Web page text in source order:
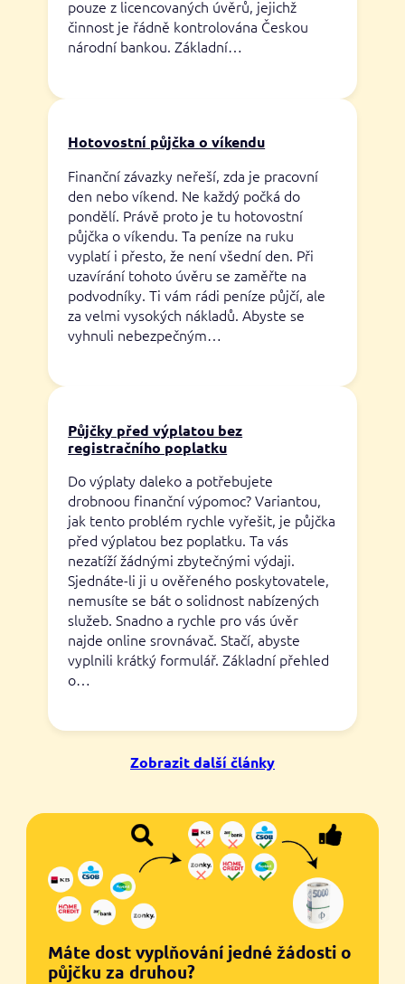
pouze z licencovaných úvěrů, jejichž
činnost je řádně kontrolována Českou
národní bankou. Základní…
Hotovostní půjčka o víkendu
Finanční závazky neřeší, zda je pracovní
den nebo víkend. Ne každý počká do
pondělí. Právě proto je tu hotovostní
půjčka o víkendu. Ta peníze na ruku
vyplatí i přesto, že není všední den. Při
uzavírání tohoto úvěru se zaměřte na
podvodníky. Ti vám rádi peníze půjčí, ale
za velmi vysokých nákladů. Abyste se
vyhnuli nebezpečným…
Půjčky před výplatou bez
registračního poplatku
Do výplaty daleko a potřebujete
drobnoou finanční výpomoc? Variantou,
jak tento problém rychle vyřešit, je půjčka
před výplatou bez poplatku. Ta vás
nezatíží žádnými zbytečnými výdaji.
Sjednáte-li ji u ověřeného poskytovatele,
nemusíte se bát o solidnost nabízených
služeb. Snadno a rychle pro vás úvěr
najde online srovnávač. Stačí, abyste
vyplnili krátký formulář. Základní přehled
o…
Zobrazit další články
Máte dost vyplňování jedné žádosti o
půjčku za druhou?